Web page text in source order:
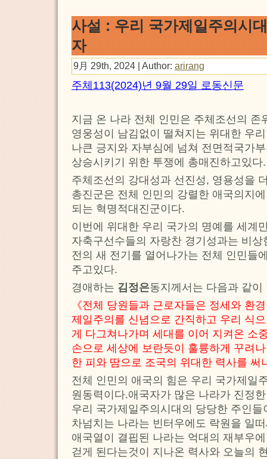
사설 : 우리 국가제일주의시
자
9月 29th, 2024 | Author: arirang
주체113(2024)년 9월 29일 로동신문
지금 온 나라 전체 인민은 주체조선의 존
영웅성이 남김없이 떨쳐지는 위대한 우
나큰 긍지와 자부심에 넘쳐 전면적국가
상승시키기 위한 투쟁에 총매진하고있다.
주체조선의 강대성과 선진성, 영용성을
총진군은 전체 인민의 강렬한 애국의지
되는 혁명적대진군이다.
이번에 위대한 우리 국가의 명예를 세계
자축구선수들의 자랑찬 경기성과는 비
전의 새 전기를 열어나가는 전체 인민들
주고있다.
경애하는 김정은동지께서는 다음과 같이
《전체 당원들과 근로자들은 정세와 환
제일주의를 신념으로 간직하고 우리 식
게 다그쳐나가며 세대를 이어 지켜온 소
손으로 세상에 보란듯이 훌륭하게 꾸려
한 피와 땀으로 조국의 위대한 력사를 써
전체 인민의 애국의 힘은 우리 국가제일
원동력이다.애국자가 많은 나라가 진정
우리 국가제일주의시대의 당당한 주인
차넘치는 나라는 빈터우에도 락원을 일
애국열이 결핍된 나라는 억대의 재부우
걷게 된다는것이 지나온 력사와 오늘의